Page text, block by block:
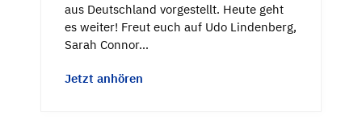
aus Deutschland vorgestellt. Heute geht
es weiter! Freut euch auf Udo Lindenberg,
Sarah Connor…
Jetzt anhören